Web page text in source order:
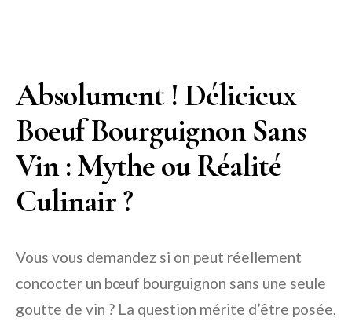
Absolument ! Délicieux
Boeuf Bourguignon Sans
Vin : Mythe ou Réalité
Culinair ?
Vous vous demandez si on peut réellement
concocter un bœuf bourguignon sans une seule
goutte de vin ? La question mérite d’être posée,